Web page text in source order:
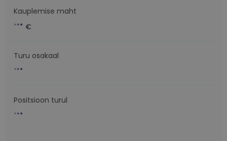
Kauplemise maht
€
Turu osakaal
Positsioon turul